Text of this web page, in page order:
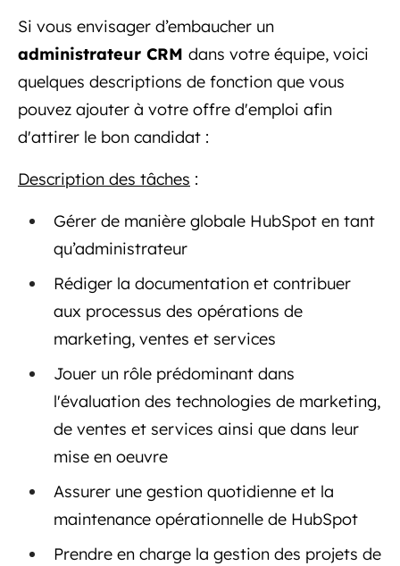
Si vous envisager d’embaucher un
administrateur CRM dans votre équipe, voici
quelques descriptions de fonction que vous
pouvez ajouter à votre offre d'emploi afin
d'attirer le bon candidat :
Description des tâches :
Gérer de manière globale HubSpot en tant
qu’administrateur
Rédiger la documentation et contribuer
aux processus des opérations de
marketing, ventes et services
Jouer un rôle prédominant dans
l'évaluation des technologies de marketing,
de ventes et services ainsi que dans leur
mise en oeuvre
Assurer une gestion quotidienne et la
maintenance opérationnelle de HubSpot
Prendre en charge la gestion des projets de